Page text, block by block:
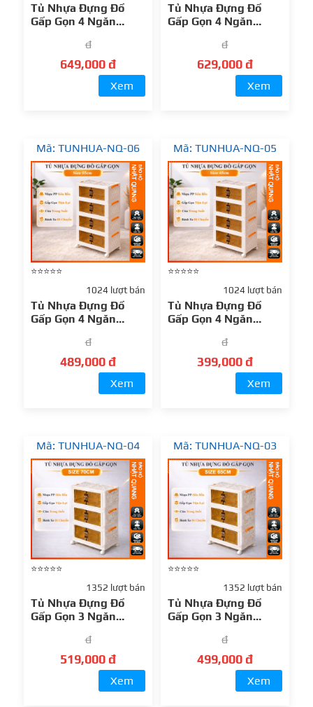
Tủ Nhựa Đựng Đồ
Gấp Gọn 4 Ngăn
Cấp – Thiết Kế Tiện
Lợi, Bền Đẹp
đ
649,000 đ
Xem
Tủ Nhựa Đựng Đồ
Gấp Gọn 4 Ngăn
Cấp – Thiết Kế Tiện
Lợi, Bền Đẹp
đ
629,000 đ
Xem
Mã: TUNHUA-NQ-06
⭐⭐⭐⭐⭐
1024 lượt bán
Tủ Nhựa Đựng Đồ
Gấp Gọn 4 Ngăn
Cấp – Thiết Kế Tiện
Lợi, Bền Đẹp
đ
489,000 đ
Xem
Mã: TUNHUA-NQ-05
⭐⭐⭐⭐⭐
1024 lượt bán
Tủ Nhựa Đựng Đồ
Gấp Gọn 4 Ngăn
Cấp – Thiết Kế Tiện
Lợi, Bền Đẹp
đ
399,000 đ
Xem
Mã: TUNHUA-NQ-04
⭐⭐⭐⭐⭐
1352 lượt bán
Tủ Nhựa Đựng Đồ
Gấp Gọn 3 Ngăn
Nhựa Xếp Gọn Tiện
đ
519,000 đ
Xem
Mã: TUNHUA-NQ-03
⭐⭐⭐⭐⭐
1352 lượt bán
Tủ Nhựa Đựng Đồ
Gấp Gọn 3 Ngăn
Nhựa Xếp Gọn Tiện
đ
499,000 đ
Xem